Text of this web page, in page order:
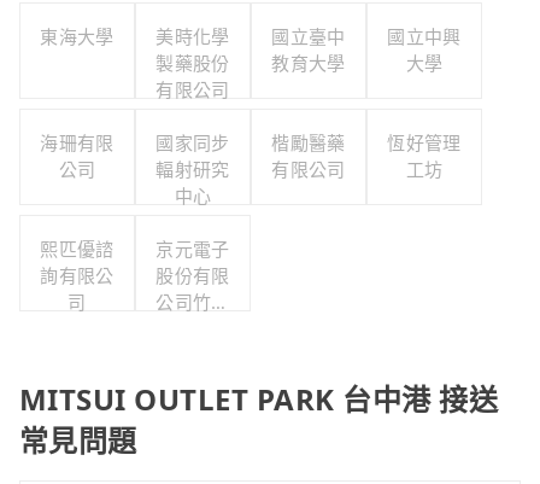
東海大學
美時化學
製藥股份
有限公司
國立臺中
教育大學
國立中興
大學
海珊有限
公司
國家同步
輻射研究
中心
楷勵醫藥
有限公司
恆好管理
工坊
熙匹優諮
詢有限公
司
京元電子
股份有限
公司竹南
MITSUI OUTLET PARK 台中港 接送
常見問題